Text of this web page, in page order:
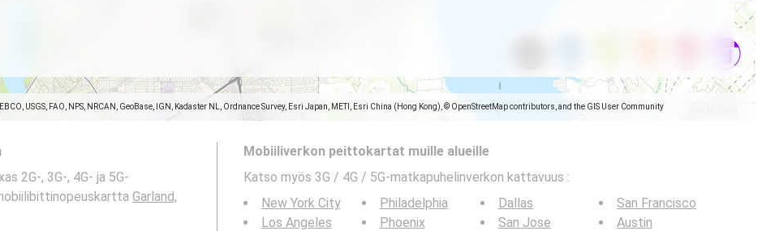
USGS, FAO, NPS, NRCAN, GeoBase, IGN, Kadaster NL, Ordnance Survey, Esri Japan, METI, Esri China (Hong Kong), © OpenStreetMap contributors, and the GIS User Community
2G-, 3G-, 4G- ja 5G-
Garland,
Mobiiliverkon peittokartat muille alueille
Katso myös 3G / 4G / 5G-matkapuhelinverkon kattavuus :
New York City
Los Angeles
Philadelphia
Phoenix
Dallas
San Jose
San Francisco
Austin